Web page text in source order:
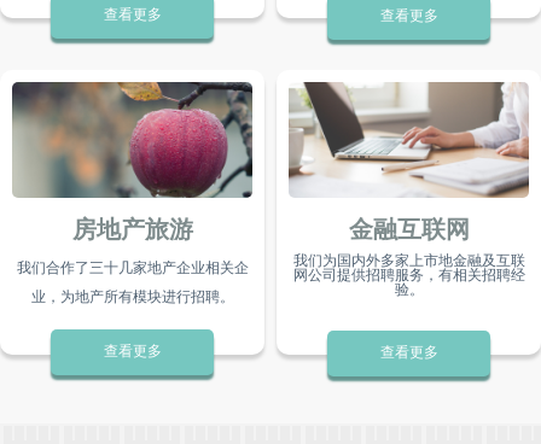
房地产旅游
我们合作了三十几家地产企业相关企
业 ，为地产所有模块进行招聘。
查看更多
金融互联网
我们为国内外多家上市地金融及互联
网公司提供招聘服务，有相关招聘经
验。
查看更多
查看更多 查看更多